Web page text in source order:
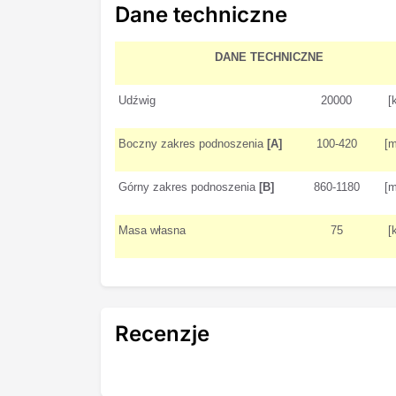
Dane techniczne
DANE TECHNICZNE
Udźwig 20000
Boczny zakres podnoszenia [A] 100-420
Górny zakres podnoszenia [B] 860-1180
Masa własna 75
Recenzje